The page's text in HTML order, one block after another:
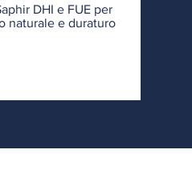
DHI e FUE per
naturale e duraturo